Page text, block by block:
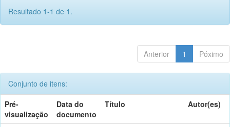
Resultado 1-1 de 1.
Anterior 1 Póximo
Conjunto de itens:
Pré-
visualização
Data do
documento
Título Autor(es)